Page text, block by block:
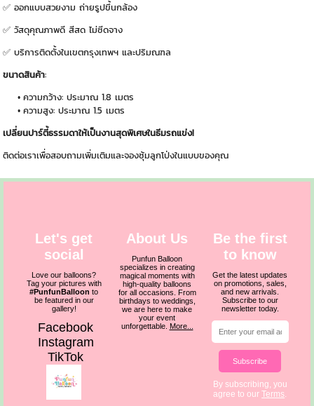
✅ ออกแบบสวยงาม ถ่ายรูปขึ้นกล้อง
✅ วัสดุคุณภาพดี สีสด ไม่ซีดจาง
✅ บริการติดตั้งในเขตกรุงเทพฯ และปริมณฑล
ขนาดสินค้า:
ความกว้าง: ประมาณ 1.8 เมตร
ความสูง: ประมาณ 1.5 เมตร
เปลี่ยนปาร์ตี้ธรรมดาให้เป็นงานสุดพิเศษในธีมรถแข่ง!
ติดต่อเราเพื่อสอบถามเพิ่มเติมและจองซุ้มลูกโป่งในแบบของคุณ
Let's get
social
Love our balloons?
Tag your pictures with
#PunfunBalloon to
be featured in our
gallery!
Facebook
Instagram
TikTok
About Us
Punfun Balloon
specializes in creating
magical moments with
high-quality balloons
for all occasions. From
birthdays to weddings,
we are here to make
your event
unforgettable. More...
Be the first
to know
Get the latest updates
on promotions, sales,
and new arrivals.
Subscribe to our
newsletter today.
Subscribe
By subscribing, you
agree to ourTerms.